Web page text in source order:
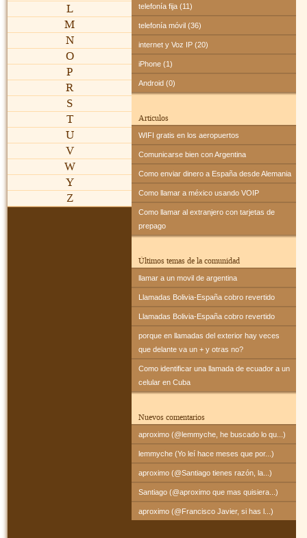
L
M
N
O
P
R
S
T
U
V
W
Y
Z
telefonía fija (11)
telefonía móvil (36)
internet y Voz IP (20)
iPhone (1)
Android (0)
Artículos
WIFI gratis en los aeropuertos
Comunicarse bien con Argentina
Como enviar dinero a España desde Alemania
Como llamar a méxico usando VOIP
Como llamar al extranjero con tarjetas de
prepago
Últimos temas de la comunidad
llamar a un movil de argentina
Llamadas Bolivia-España cobro revertido
Llamadas Bolivia-España cobro revertido
porque en llamadas del exterior hay veces
que delante va un + y otras no?
Como identificar una llamada de ecuador a un
celular en Cuba
Nuevos comentarios
aproximo (@lemmyche, he buscado lo qu...)
lemmyche (Yo leí hace meses que por...)
aproximo (@Santiago tienes razón, la...)
Santiago (@aproximo que mas quisiera...)
aproximo (@Francisco Javier, si has l...)